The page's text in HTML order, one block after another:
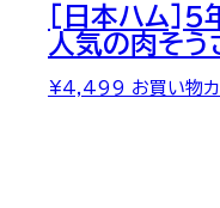
[日本ハム]5
人気の肉そ
¥4,499 お買い物